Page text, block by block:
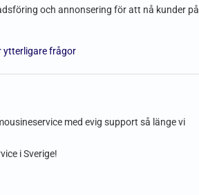
och annonsering för att nå kunder på
ytterligare frågor
med evig support så länge vi
i Sverige!